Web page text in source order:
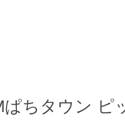
ぱちタウン